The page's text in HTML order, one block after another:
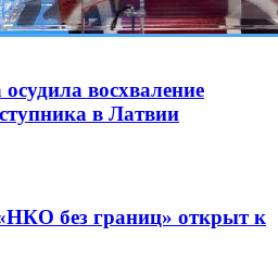
восхваление
в Латвии
без границ» открыт к